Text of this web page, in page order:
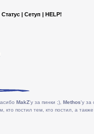
Статус | Сетуп | HELP!
MakZ'у за пинки ;), Methos'у за
кто постил тем, кто постил, а